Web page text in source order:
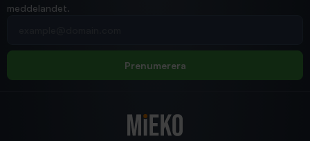
meddelandet.
Prenumerera